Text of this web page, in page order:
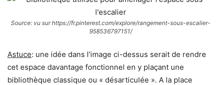
Source: vu sur https://fr.pinterest.com/explore/rangement-sous-escalier-
958536797151/
Astuce: une idée dans l’image ci-dessus serait de rendre
cet espace davantage fonctionnel en y plaçant une
bibliothèque classique ou « désarticulée ». A la place